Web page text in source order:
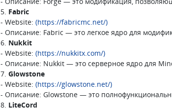
5. Fabric
- Website: (https://fabricmc.net/)
- Описание: Fabric — это легкое ядро для
6. Nukkit
- Website: (https://nukkitx.com/)
- Описание: Nukkit — это серверное ядро для
7. Glowstone
- Website: (https://glowstone.net/)
- Описание: Glowstone — это
8. LiteCord